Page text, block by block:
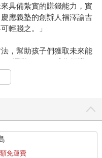
具備紮實的賺錢能力，實
應義塾的創辦人福澤諭吉
輕賤之。」
，幫助孩子們獲取未來能
）運動、（2）成為領導
討前兩者。
童年時期的運動經驗對未
免運費